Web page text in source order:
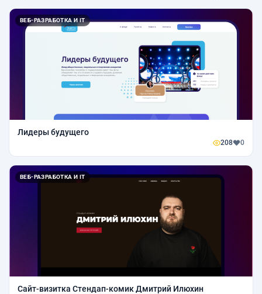
ВЕБ-РАЗРАБОТКА И IT
Лидеры будущего
208 0
ВЕБ-РАЗРАБОТКА И IT
Сайт-визитка Стендап-комик Дмитрий Илюхин